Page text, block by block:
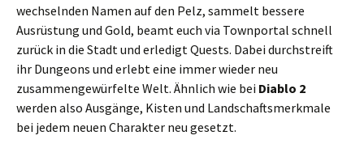
wechselnden Namen auf den Pelz, sammelt bessere
Ausrüstung und Gold, beamt euch via Townportal schnell
zurück in die Stadt und erledigt Quests. Dabei durchstreift
ihr Dungeons und erlebt eine immer wieder neu
zusammengewürfelte Welt. Ähnlich wie bei Diablo 2
werden also Ausgänge, Kisten und Landschaftsmerkmale
bei jedem neuen Charakter neu gesetzt.